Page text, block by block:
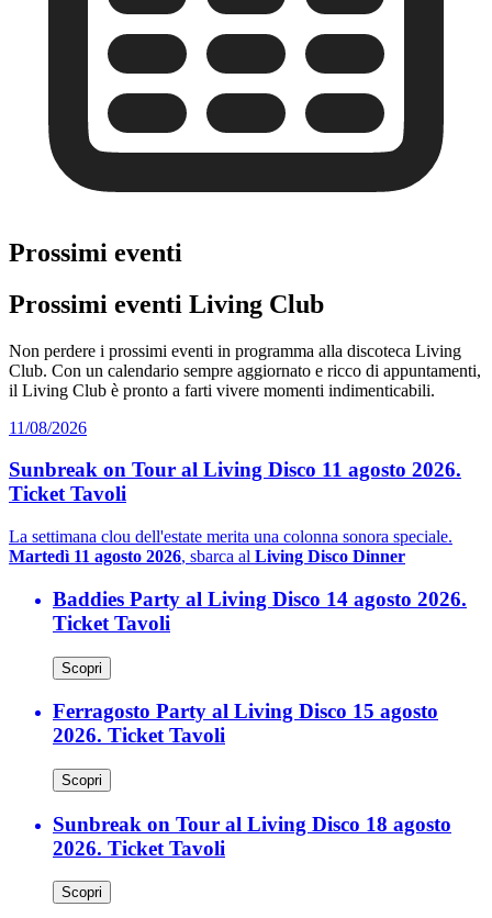
Prossimi eventi
Prossimi eventi Living Club
Non perdere i prossimi eventi in programma alla discoteca Living
Club. Con un calendario sempre aggiornato e ricco di appuntamenti,
il Living Club è pronto a farti vivere momenti indimenticabili.
11/08/2026
Sunbreak on Tour al Living Disco 11 agosto 2026.
Ticket Tavoli
La settimana clou dell'estate merita una colonna sonora speciale.
Martedì 11 agosto 2026, sbarca al Living Disco Dinner
Baddies Party al Living Disco 14 agosto 2026.
Ticket Tavoli
Scopri
Ferragosto Party al Living Disco 15 agosto
2026. Ticket Tavoli
Scopri
Sunbreak on Tour al Living Disco 18 agosto
2026. Ticket Tavoli
Scopri